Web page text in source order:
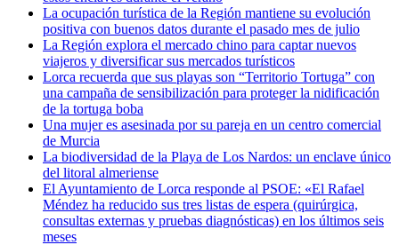
La ocupación turística de la Región mantiene su evolución
positiva con buenos datos durante el pasado mes de julio
La Región explora el mercado chino para captar nuevos
viajeros y diversificar sus mercados turísticos
Lorca recuerda que sus playas son “Territorio Tortuga” con
una campaña de sensibilización para proteger la nidificación
de la tortuga boba
Una mujer es asesinada por su pareja en un centro comercial
de Murcia
La biodiversidad de la Playa de Los Nardos: un enclave único
del litoral almeriense
El Ayuntamiento de Lorca responde al PSOE: «El Rafael
Méndez ha reducido sus tres listas de espera (quirúrgica,
consultas externas y pruebas diagnósticas) en los últimos seis
meses